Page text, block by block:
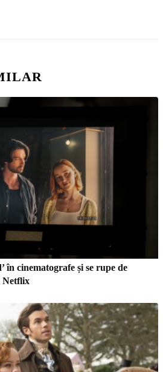
în cinematografe și se rupe de
Netflix